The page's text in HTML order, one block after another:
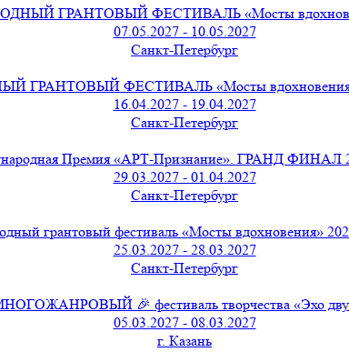
ГРАНТОВЫЙ ФЕСТИВАЛЬ «Мосты
07.05.2027 - 10.05.2027
Санкт-Петербург
ФЕСТИВАЛЬ «Мосты вдохновения»
16.04.2027 - 19.04.2027
Санкт-Петербург
Премия «АРТ-Признание». ГРАНД ФИНАЛ
29.03.2027 - 01.04.2027
Санкт-Петербург
грантовый фестиваль «Мосты вдохновения»
25.03.2027 - 28.03.2027
Санкт-Петербург
🎉 фестиваль творчества «Эхо двух
05.03.2027 - 08.03.2027
г. Казань